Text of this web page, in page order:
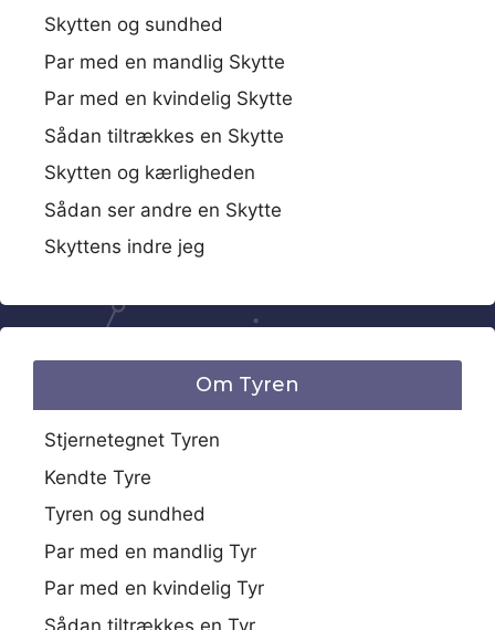
Skytten og sundhed
Par med en mandlig Skytte
Par med en kvindelig Skytte
Sådan tiltrækkes en Skytte
Skytten og kærligheden
Sådan ser andre en Skytte
Skyttens indre jeg
Om Tyren
Stjernetegnet Tyren
Kendte Tyre
Tyren og sundhed
Par med en mandlig Tyr
Par med en kvindelig Tyr
Sådan tiltrækkes en Tyr